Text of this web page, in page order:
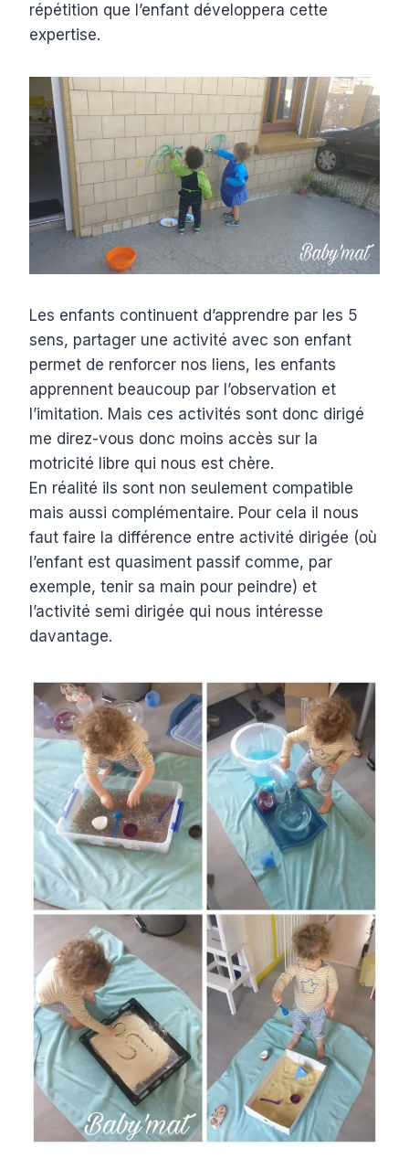
répétition que l’enfant développera cette
expertise.
Les enfants continuent d’apprendre par les 5
sens, partager une activité avec son enfant
permet de renforcer nos liens, les enfants
apprennent beaucoup par l’observation et
l’imitation. Mais ces activités sont donc dirigé
me direz-vous donc moins accès sur la
motricité libre qui nous est chère.
En réalité ils sont non seulement compatible
mais aussi complémentaire. Pour cela il nous
faut faire la différence entre activité dirigée (où
l’enfant est quasiment passif comme, par
exemple, tenir sa main pour peindre) et
l’activité semi dirigée qui nous intéresse
davantage.